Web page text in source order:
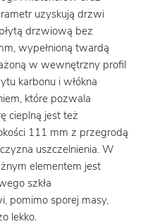
uzyskują drzwi
drzwiową bez
wypełnioną twardą
w wewnętrzny profil
karbonu i włókna
które pozwala
cieplną jest też
111 mm z przegrodą
uszczelnienia. W
elementem jest
szkła
pomimo sporej masy,
lekko.